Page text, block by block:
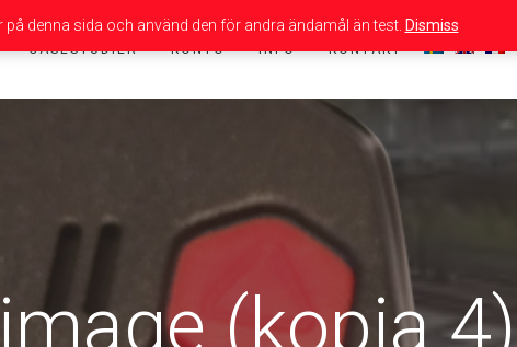
CASESTUDIER KONTO INFO KONTAKT
(kopia 4)
denna sida och använd den för andra ändamål än test. Dismiss